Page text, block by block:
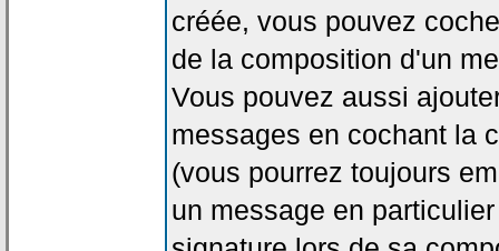
créée, vous pouvez
de la composition d'un
Vous pouvez aussi
messages en cochant la
(vous pourrez toujours
un message en